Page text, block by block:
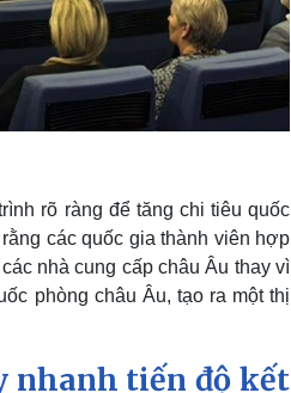
rõ ràng để tăng chi tiêu quốc
các quốc gia thành viên hợp
nhà cung cấp châu Âu thay vì
phòng châu Âu, tạo ra một thị
nhanh tiến độ kết